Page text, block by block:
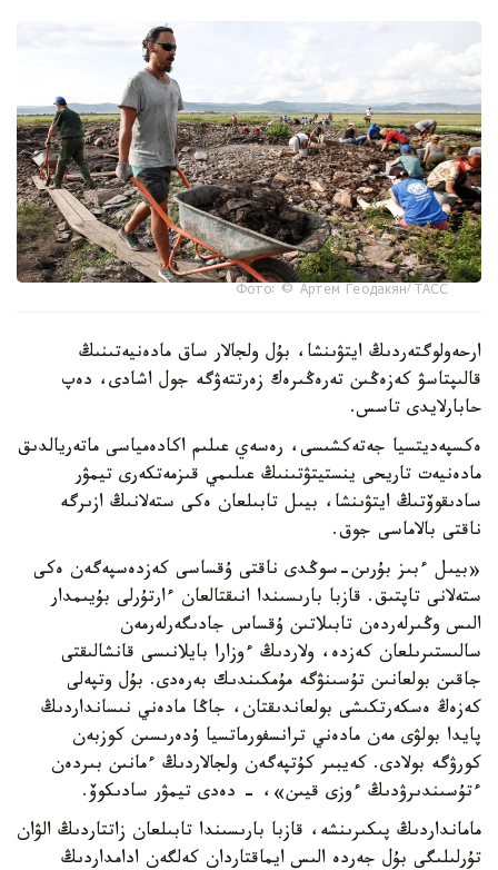
Фото: © Артем Геодакян/ ТАСС
ارحەولوگتەردىڭ ايتۋىنشا، بۇل ولجالار ساق مادەنيەتىنىڭ
قالىپتاسۋ كەزەڭىن تەرەڭىرەك زەرتتەۋگە جول اشادى، دەپ
حابارلايدى تاسس.
ەكسپەديتسيا جەتەكشىسى، رەسەي عىلىم اكادەمياسى ماتەريالدىق
مادەنيەت تاريحى ينستيتۋتىنىڭ عىلىمي قىزمەتكەرى تيمۋر
سادىقوۆتىڭ ايتۋىنشا، بيىل تابىلعان ەكى ستەلانىڭ ازىرگە
ناقتى بالاماسى جوق.
«بيىل ءبىز بۇرىن-سوڭدى ناقتى ۇقساسى كەزدەسپەگەن ەكى
ستەلانى تاپتىق. قازبا بارىسىندا انىقتالعان ءارتۇرلى بۇيىمدار
الىس وڭىرلەردەن تابىلاتىن ۇقساس جادىگەرلەرمەن
سالىستىرىلعان كەزدە، ولاردىڭ ءوزارا بايلانىسى قانشالىقتى
جاقىن بولعانىن تۇسىنۋگە مۇمكىندىك بەرەدى. بۇل وتپەلى
كەزەڭ ەسكەرتكىشى بولعاندىقتان، جاڭا مادەني نىسانداردىڭ
پايدا بولۋى مەن مادەني ترانسفورماتسيا ۇدەرىسىن كوزبەن
كورۋگە بولادى. كەيبىر كۇتپەگەن ولجالاردىڭ ءمانىن بىردەن
ءتۇسىندىرۋدىڭ ءوزى قيىن»، - دەدى تيمۋر سادىكوۆ.
مامانداردىڭ پىكىرىنشە، قازبا بارىسىندا تابىلعان زاتتاردىڭ الۋان
تۇرلىلىگى بۇل جەردە الىس ايماقتاردان كەلگەن ادامداردىڭ